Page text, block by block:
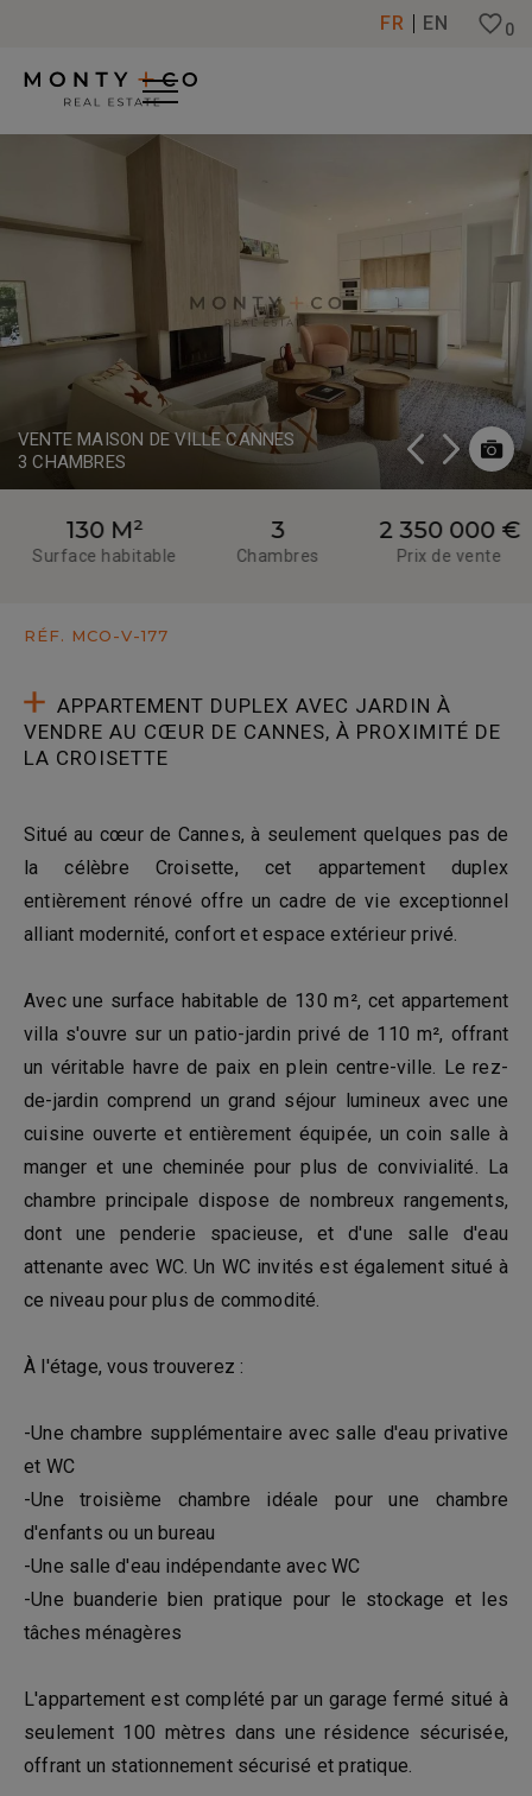
FR EN 0
VENTE MAISON DE VILLE CANNES
3 CHAMBRES
130 M²
Surface habitable
3
Chambres
2 350 000 €
Prix de vente
RÉF. MCO-V-177
APPARTEMENT DUPLEX AVEC JARDIN À
VENDRE AU CŒUR DE CANNES, À PROXIMITÉ DE
LA CROISETTE
Situé au cœur de Cannes, à seulement quelques pas de
la célèbre Croisette, cet appartement duplex
entièrement rénové offre un cadre de vie exceptionnel
alliant modernité, confort et espace extérieur privé.
Avec une surface habitable de 130 m², cet appartement
villa s'ouvre sur un patio-jardin privé de 110 m², offrant
un véritable havre de paix en plein centre-ville. Le rez-
de-jardin comprend un grand séjour lumineux avec une
cuisine ouverte et entièrement équipée, un coin salle à
manger et une cheminée pour plus de convivialité. La
chambre principale dispose de nombreux rangements,
dont une penderie spacieuse, et d'une salle d'eau
attenante avec WC. Un WC invités est également situé à
ce niveau pour plus de commodité.
À l'étage, vous trouverez :
-Une chambre supplémentaire avec salle d'eau privative
et WC
-Une troisième chambre idéale pour une chambre
d'enfants ou un bureau
-Une salle d'eau indépendante avec WC
-Une buanderie bien pratique pour le stockage et les
tâches ménagères
L'appartement est complété par un garage fermé situé à
seulement 100 mètres dans une résidence sécurisée,
offrant un stationnement sécurisé et pratique.